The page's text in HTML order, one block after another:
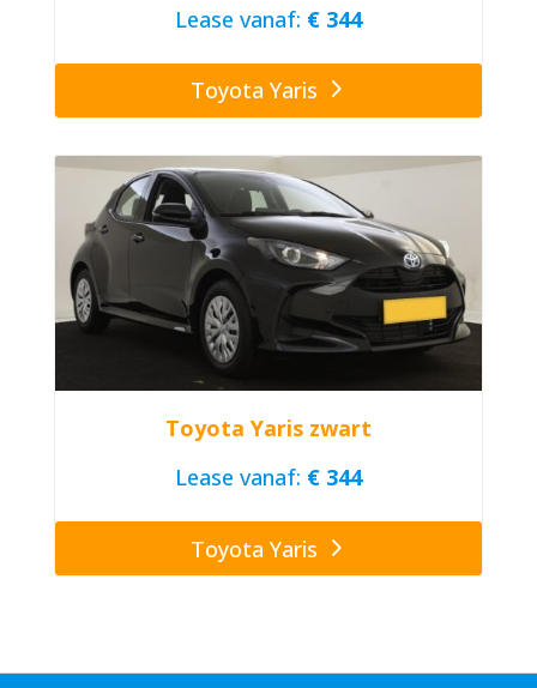
Lease vanaf: € 344
Toyota Yaris
Toyota Yaris zwart
Lease vanaf: € 344
Toyota Yaris